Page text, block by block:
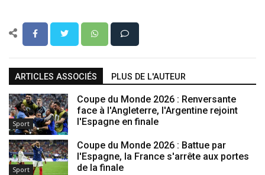
ARTICLES ASSOCIÉS PLUS DE L'AUTEUR
Sport
Coupe du Monde 2026 : Renversante
face à l'Angleterre, l'Argentine rejoint
l'Espagne en finale
Sport
Coupe du Monde 2026 : Battue par
l'Espagne, la France s'arrête aux portes
de la finale